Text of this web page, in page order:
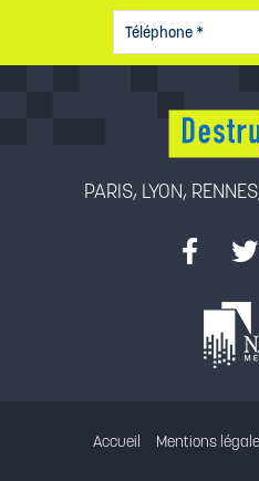
PARIS, LYON,
Accueil Mentions